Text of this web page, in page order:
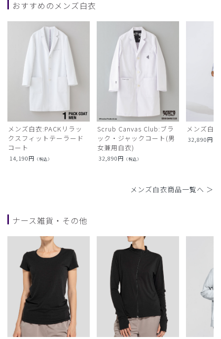
おすすめのメンズ白衣
メンズ白衣:PACKリラッ
クスフィットテーラード
コート
14,190円 （税込）
Scrub Canvas Club:ブラ
ック・ジャックコート(男
女兼用白衣)
32,890円 （税込）
メンズ白
32,890円
メンズ白衣商品一覧へ ＞
ナース雑貨・その他